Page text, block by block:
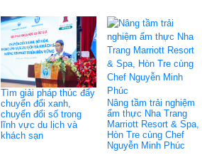
Tìm giải pháp thúc đẩy
chuyển đổi xanh,
chuyển đổi số trong
lĩnh vực du lịch và
khách sạn
Nâng tầm trải nghiệm
ẩm thực Nha Trang
Marriott Resort & Spa,
Hòn Tre cùng Chef
Nguyễn Minh Phúc